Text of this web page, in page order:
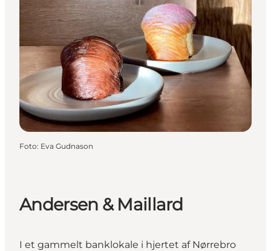
Foto: Eva Gudnason
Andersen & Maillard
I et gammelt banklokale i hjertet af Nørrebro